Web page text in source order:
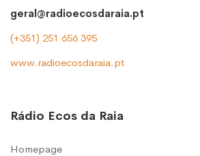
geral@radioecosdaraia.pt
(+351) 251 656 395
www.radioecosdaraia.pt
Rádio Ecos da Raia
Homepage